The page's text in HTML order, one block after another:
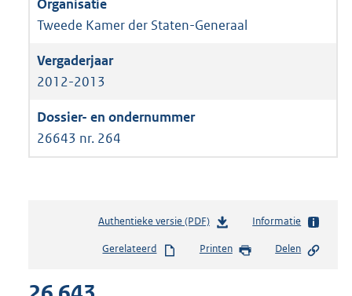
Tweede Kamer der Staten-Generaal
2012-2013
26643 nr. 264
Authentieke versie (PDF)b
s
Informatie
Gerelateerd Printen Delen